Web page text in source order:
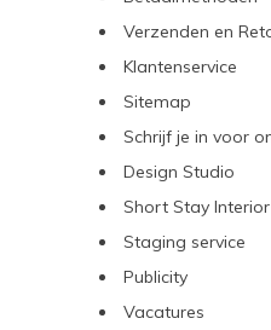
Verzenden en
Klantenservice
Sitemap
Schrijf je in voor
Design Studio
Short Stay
Staging service
Publicity
Vacatures